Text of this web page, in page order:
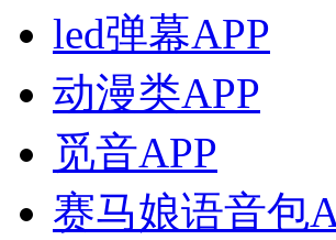
led弹幕APP
动漫类APP
觅音APP
赛马娘语音包